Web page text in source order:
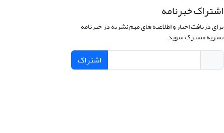
اشتراک خبرنامه
برای دریافت اخبار و اطلاعیه های مهم نشریه در خبرنامه
نشریه مشترک شوید.
اشتراک